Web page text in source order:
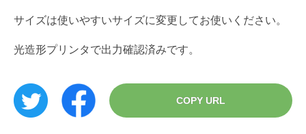
サイズは使いやすいサイズに変更してお使いください。
光造形プリンタで出力確認済みです。
COPY URL